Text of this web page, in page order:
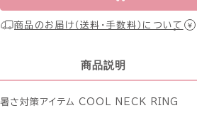
商品のお届け（送料・手数料）について
商品説明
暑さ対策アイテム COOL NECK RING